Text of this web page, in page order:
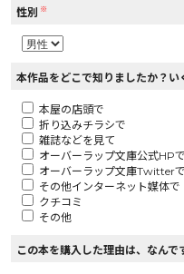
性別 ※
本作品をどこで知りましたか？い
本屋の店頭で
折り込みチラシで
雑誌などを見て
オーバーラップ文庫公式HPで
オーバーラップ文庫Twitterで
その他インターネット媒体で
クチコミ
その他
この本を購入した理由は、なんで